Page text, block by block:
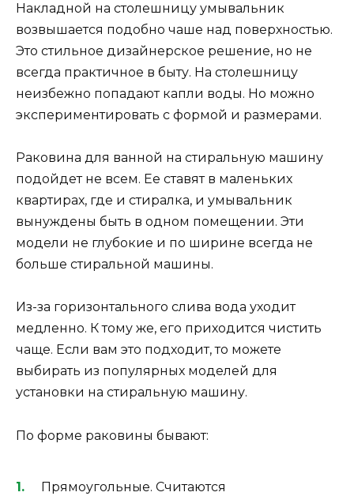
Накладной на столешницу умывальник
возвышается подобно чаше над поверхностью.
Это стильное дизайнерское решение, но не
всегда практичное в быту. На столешницу
неизбежно попадают капли воды. Но можно
экспериментировать с формой и размерами.
Раковина для ванной на стиральную машину
подойдет не всем. Ее ставят в маленьких
квартирах, где и стиралка, и умывальник
вынуждены быть в одном помещении. Эти
модели не глубокие и по ширине всегда не
больше стиральной машины.
Из-за горизонтального слива вода уходит
медленно. К тому же, его приходится чистить
чаще. Если вам это подходит, то можете
выбирать из популярных моделей для
установки на стиральную машину.
По форме раковины бывают:
Прямоугольные. Считаются